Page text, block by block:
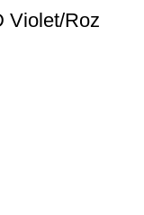
Violet/roz